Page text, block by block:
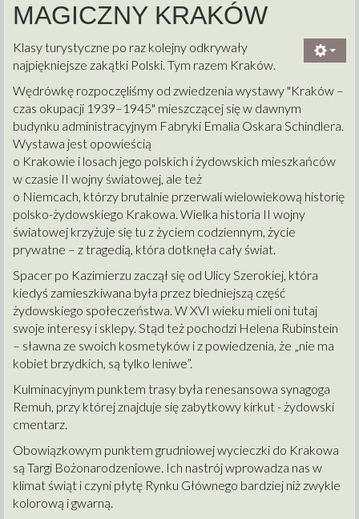
MAGICZNY KRAKÓW
Klasy turystyczne po raz kolejny odkrywały
najpiękniejsze zakątki Polski. Tym razem Kraków.
Wędrówkę rozpoczęliśmy od zwiedzenia wystawy "Kraków –
czas okupacji 1939–1945" mieszczącej się w dawnym
budynku administracyjnym Fabryki Emalia Oskara Schindlera.
Wystawa jest opowieścią
o Krakowie i losach jego polskich i żydowskich mieszkańców
w czasie II wojny światowej, ale też
o Niemcach, którzy brutalnie przerwali wielowiekową historię
polsko-żydowskiego Krakowa. Wielka historia II wojny
światowej krzyżuje się tu z życiem codziennym, życie
prywatne – z tragedią, która dotknęła cały świat.
Spacer po Kazimierzu zaczął się od Ulicy Szerokiej, która
kiedyś zamieszkiwana była przez biedniejszą część
żydowskiego społeczeństwa. W XVI wieku mieli oni tutaj
swoje interesy i sklepy. Stąd też pochodzi Helena Rubinstein
– sławna ze swoich kosmetyków i z powiedzenia, że „nie ma
kobiet brzydkich, są tylko leniwe”.
Kulminacyjnym punktem trasy była renesansowa synagoga
Remuh, przy której znajduje się zabytkowy kirkut - żydowski
cmentarz.
Obowiązkowym punktem grudniowej wycieczki do Krakowa
są Targi Bożonarodzeniowe. Ich nastrój wprowadza nas w
klimat świąt i czyni płytę Rynku Głównego bardziej niż zwykle
kolorową i gwarną.